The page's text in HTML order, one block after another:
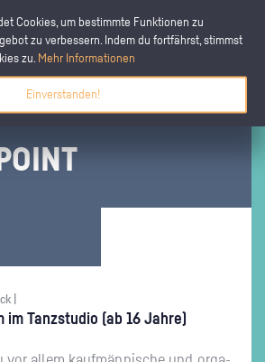
Cookies, um bestimmte Funktionen zu
zu verbessern. Indem du fortfährst, stimmst
zu. Mehr Informationen
Einverstanden!
|
Tanz­stu­dio (ab 16 Jahre)